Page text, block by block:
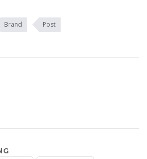
Brand Post